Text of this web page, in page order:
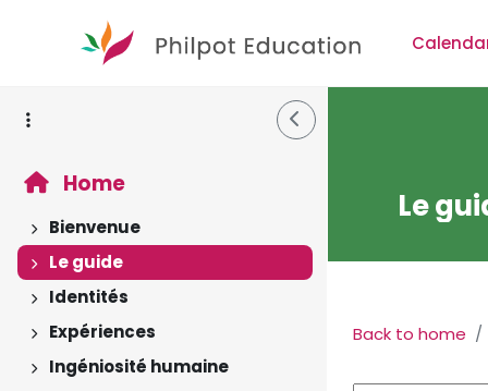
Side Drawer
Home
Expand
Bienvenue
Expand
Le guide
Expand
Identités
Expand
Expériences
Expand
Ingéniosité humaine
Le
Back to home